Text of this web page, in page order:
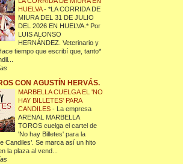
HUELVA-*LA CORRIDA DE
MIURA DEL 31 DE JULIO
DEL 2026 EN HUELVA.* Por
LUIS ALONSO
HERNÁNDEZ. Veterinario y
tiempo que escribí que, tanto*
CON AGUSTÍN HERVÁS.
MARBELLA CUELGA EL 'NO
HAY BILLETES' PARA
CANDILES- La empresa
ARENAL MARBELLA
TOROS cuelga el cartel de
'No hay Billetes' para la
Candiles’. Se marca así un hito
la plaza al vend...